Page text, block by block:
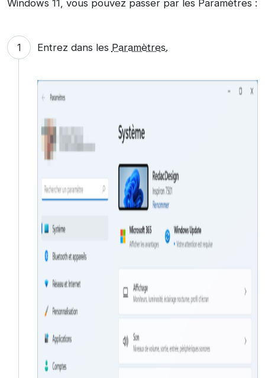
Windows 11, vous pouvez passer par les Paramètres :
Entrez dans les Paramètres.